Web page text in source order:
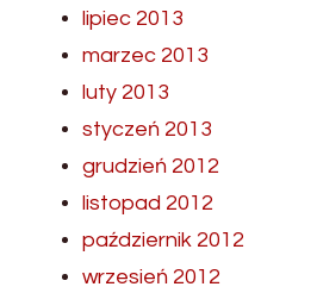
lipiec 2013
marzec 2013
luty 2013
styczeń 2013
grudzień 2012
listopad 2012
październik 2012
wrzesień 2012